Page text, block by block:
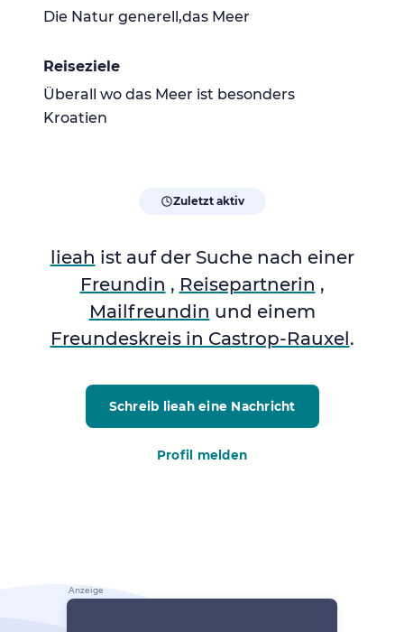
Die Natur generell,das Meer
Reiseziele
Überall wo das Meer ist besonders
Kroatien
Zuletzt aktiv
lieah ist auf der Suche nach einer
Freundin , Reisepartnerin ,
Mailfreundin und einem
Freundeskreis in Castrop-Rauxel.
Schreib lieaheine Nachricht
Profil melden